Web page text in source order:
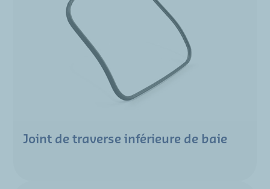
Joint de traverse inférieure de baie